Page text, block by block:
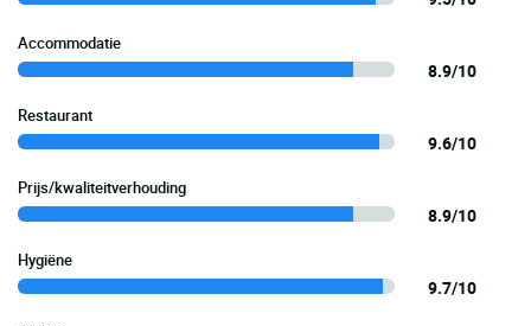
Accommodatie
8.9/10
Restaurant
9.6/10
Prijs/kwaliteitverhouding
8.9/10
Hygiëne
9.7/10